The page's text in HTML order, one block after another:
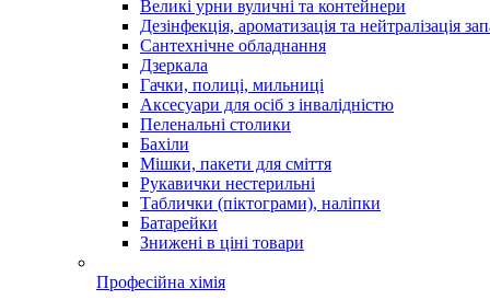
Великі урни вуличні та контейнери
Дезінфекція, ароматизація та нейтралізація
Сантехнічне обладнання
Дзеркала
Гачки, полиці, мильниці
Аксесуари для осіб з інвалідністю
Пеленальні столики
Бахіли
Мішки, пакети для сміття
Рукавички нестерильні
Таблички (піктограми), наліпки
Батарейки
Знижені в ціні товари
Професійна хімія